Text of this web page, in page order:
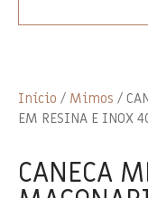
Início / Mimos /
EM RESINA E INOX
CANECA